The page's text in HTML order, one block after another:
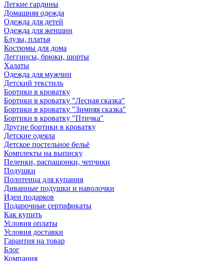
Легкие гардины
Домашняя одежда
Одежда для детей
Одежда для женщин
Блузы, платья
Костюмы для дома
Леггинсы, брюки, шорты
Халаты
Одежда для мужчин
Детский текстиль
Бортики в кроватку
Бортики в кроватку "Лесная сказка"
Бортики в кроватку "Зимняя сказка"
Бортики в кроватку "Птичка"
Другие бортики в кроватку
Детские одеяла
Детское постельное бельё
Комплекты на выписку
Пеленки, распашонки, чепчики
Подушки
Полотенца для купания
Диванные подушки и наволочки
Идеи подарков
Подарочные сертификаты
Как купить
Условия оплаты
Условия доставки
Гарантия на товар
Блог
Компания